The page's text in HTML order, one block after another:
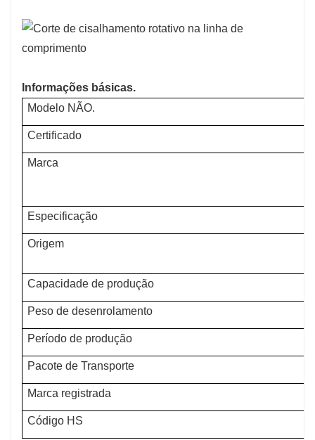
Informações básicas.
Modelo NÃO.
Certificado
Marca
Especificação
Origem
Capacidade de produção
Peso de desenrolamento
Período de produção
Pacote de Transporte
Marca registrada
Código HS